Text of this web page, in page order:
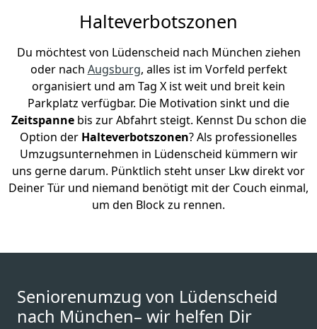
Halteverbotszonen
Du möchtest von Lüdenscheid nach München ziehen
oder nach Augsburg, alles ist im Vorfeld perfekt
organisiert und am Tag X ist weit und breit kein
Parkplatz verfügbar. Die Motivation sinkt und die
Zeitspannebis zur Abfahrt steigt. Kennst Du schon die
Option der Halteverbotszonen? Als professionelles
Umzugsunternehmen in Lüdenscheid kümmern wir
uns gerne darum. Pünktlich steht unser Lkw direkt vor
Deiner Tür und niemand benötigt mit der Couch einmal,
um den Block zu rennen.
Seniorenumzug von Lüdenscheid
nach München– wir helfen Dir